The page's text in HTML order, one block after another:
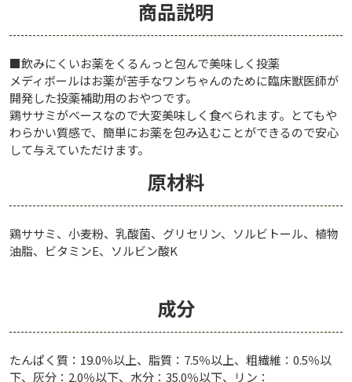
商品説明
■飲みにくいお薬をくるんっと包んで美味しく投薬
メディボールはお薬が苦手なワンちゃんのために臨床獣医師が
開発した投薬補助用のおやつです。
鶏ササミがベースなので大変美味しく食べられます。とてもや
わらかい質感で、簡単にお薬を包み込むことができるので安心
して与えていただけます。
原材料
鶏ササミ、小麦粉、乳酸菌、グリセリン、ソルビトール、植物
油脂、ビタミンE、ソルビン酸K
成分
たんぱく質：19.0％以上、脂質：7.5％以上、粗繊維：0.5％以
下、灰分：2.0％以下、水分：35.0％以下、リン：